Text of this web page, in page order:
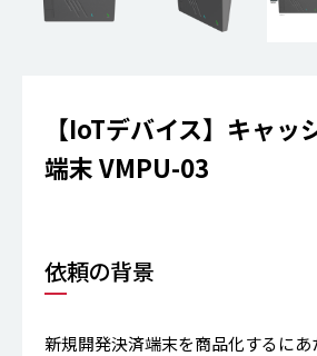
【IoTデバイス】キャッ
端末 VMPU-03
依頼の背景
新規開発決済端末を商品化するにあ